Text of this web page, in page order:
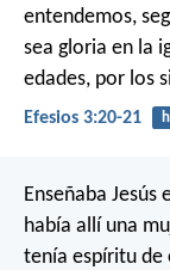
entendemos,
sea gloria en la
edades, por los
Efesios 3:20-21
Enseñaba Jesús
había allí una
tenía espíritu de